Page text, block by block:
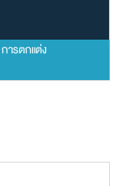
การตกแต่ง